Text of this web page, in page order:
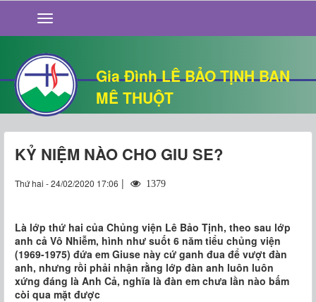
Gia Đình LÊ BẢO TỊNH BAN
MÊ THUỘT
GIỚI THIỆU
TIN TỨC
SỐNG ĐẠO
CHUYỆN NHÀ
QUÁN VĂN
THƯ GIÃN
KỶ NIỆM NÀO CHO GIU SE?
Thứ hai - 24/02/2020 17:06 | 1379
Là lớp thứ hai của Chủng viện Lê Bảo Tịnh, theo sau lớp
anh cả Vô Nhiễm, hình như suốt 6 năm tiểu chủng viện
(1969-1975) đứa em Giuse này cứ ganh đua để vượt đàn
anh, nhưng rồi phải nhận rằng lớp đàn anh luôn luôn
xứng đáng là Anh Cả, nghĩa là đàn em chưa lần nào bấm
còi qua mặt được